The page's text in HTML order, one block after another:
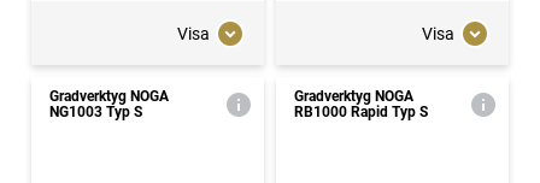
Visa Visa
Gradverktyg NOGA
NG1003 Typ S
Gradverktyg NOGA
RB1000 Rapid Typ S